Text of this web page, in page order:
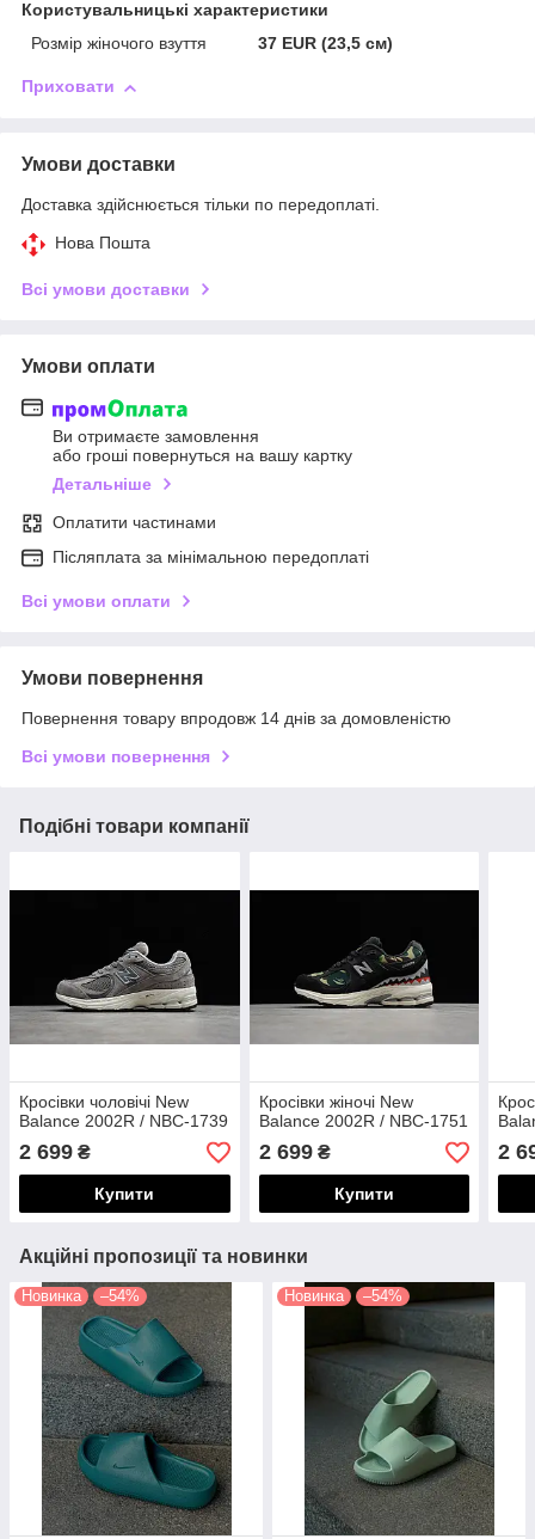
Користувальницькі характеристики
Розмір жіночого взуття
37 EUR (23,5 см)
Приховати
Умови доставки
Доставка здійснюється тільки по передоплаті.
Нова Пошта
Всі умови доставки
Умови оплати
Ви отримаєте замовлення
або гроші повернуться на вашу картку
Детальніше
Оплатити частинами
Післяплата за мінімальною передоплаті
Всі умови оплати
Умови повернення
Повернення товару впродовж 14 днів за домовленістю
Всі умови повернення
Подібні товари компанії
Кросівки чоловічі New
Balance 2002R / NBC-1739
2 699 ₴
Купити
Кросівки жіночі New
Balance 2002R / NBC-1751
2 699₴
Купити
2
Акційні пропозиції та новинки
Новинка –54% Новинка –54%